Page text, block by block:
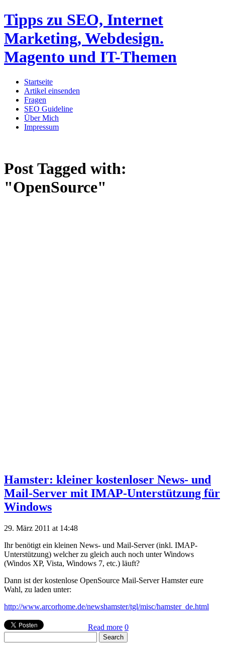
Tipps zu SEO, Internet
Marketing, Webdesign.
Magento und IT-Themen
Startseite
Artikel einsenden
Fragen
SEO Guideline
Über Mich
Impressum
Post Tagged with:
"OpenSource"
Hamster: kleiner kostenloser News- und
Mail-Server mit IMAP-Unterstützung für
Windows
29. März 2011 at 14:48
Ihr benötigt ein kleinen News- und Mail-Server (inkl. IMAP-
Unterstützung) welcher zu gleich auch noch unter Windows
(Windos XP, Vista, Windows 7, etc.) läuft?
Dann ist der kostenlose OpenSource Mail-Server Hamster eure
Wahl, zu laden unter:
http://www.arcorhome.de/newshamster/tgl/misc/hamster_de.html
Read more 0